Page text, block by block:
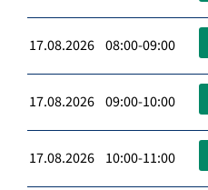
17.08.2026 08:00-09:00
17.08.2026 09:00-10:00
17.08.2026 10:00-11:00